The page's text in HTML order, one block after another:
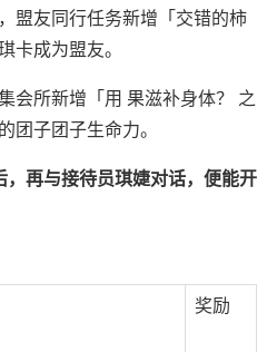
盟友同行任务新增「交错的柿
卡成为盟友。
会所新增「用 果滋补身体？ 之
团子团子生命力。
再与接待员琪婕对话，便能开
奖励